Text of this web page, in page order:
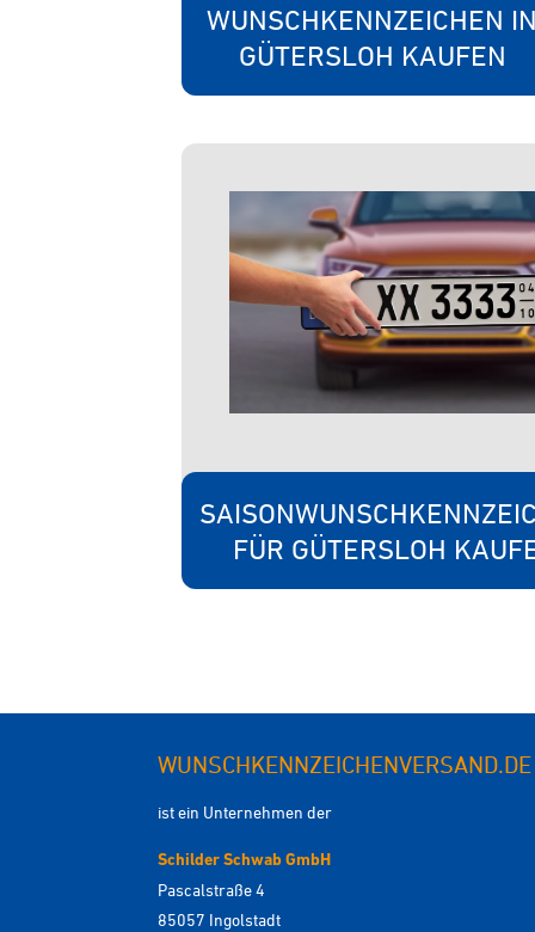
WUNSCHKENNZEICHEN IN
GÜTERSLOH KAUFEN
FÜR GÜTERSLOH
WUNSCHKENNZEICHENVERSAND.DE
ist ein Unternehmen der
Schilder Schwab GmbH
Pascalstraße 4
85057 Ingolstadt